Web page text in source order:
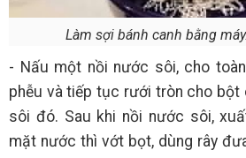
Làm sợi bánh canh bằng
- Nấu một nồi nước sôi, cho
phễu và tiếp tục rưới tròn cho bột
sôi đó. Sau khi nồi nước sôi,
mặt nước thì vớt bọt, dùng rây